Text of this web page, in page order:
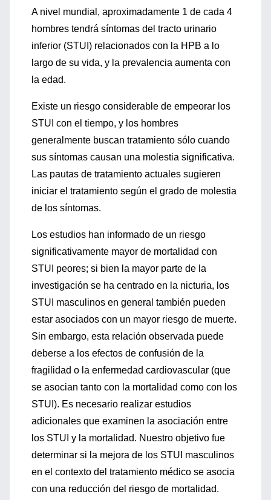
A nivel mundial, aproximadamente 1 de cada 4
hombres tendrá síntomas del tracto urinario
inferior (STUI) relacionados con la HPB a lo
largo de su vida, y la prevalencia aumenta con
la edad.
Existe un riesgo considerable de empeorar los
STUI con el tiempo, y los hombres
generalmente buscan tratamiento sólo cuando
sus síntomas causan una molestia significativa.
Las pautas de tratamiento actuales sugieren
iniciar el tratamiento según el grado de molestia
de los síntomas.
Los estudios han informado de un riesgo
significativamente mayor de mortalidad con
STUI peores; si bien la mayor parte de la
investigación se ha centrado en la nicturia, los
STUI masculinos en general también pueden
estar asociados con un mayor riesgo de muerte.
Sin embargo, esta relación observada puede
deberse a los efectos de confusión de la
fragilidad o la enfermedad cardiovascular (que
se asocian tanto con la mortalidad como con los
STUI). Es necesario realizar estudios
adicionales que examinen la asociación entre
los STUI y la mortalidad. Nuestro objetivo fue
determinar si la mejora de los STUI masculinos
en el contexto del tratamiento médico se asocia
con una reducción del riesgo de mortalidad.